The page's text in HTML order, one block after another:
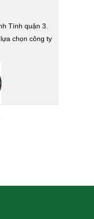
Tính quận 3.
chọn công ty